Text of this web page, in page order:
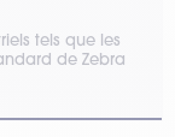
tels que les
de Zebra